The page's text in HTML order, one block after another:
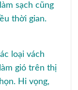
sạch cũng
thời gian.
loại vách
gió trên thị
Hi vọng,